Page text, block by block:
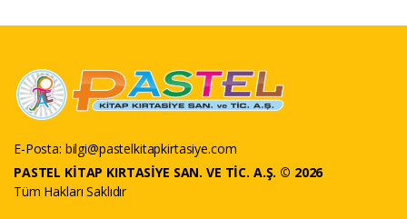
E-Posta: bilgi@pastelkitapkirtasiye.com
PASTEL KİTAP KIRTASİYE SAN. VE TİC. A.Ş. © 2026
Tüm Hakları Saklıdır